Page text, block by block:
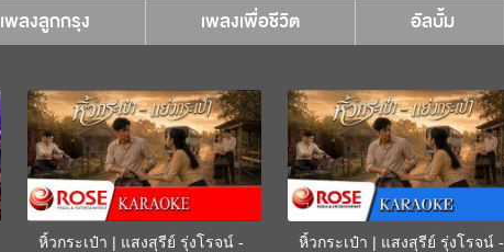
เพลงลูกกรุง เพลงเพื่อชีวิต อัลบั้ม
หิ้วกระเป๋า | แสงสุรีย์ รุ่งโรจน์ -
หิ้วกระเป๋า | แสงสุรีย์ รุ่งโรจน์ -